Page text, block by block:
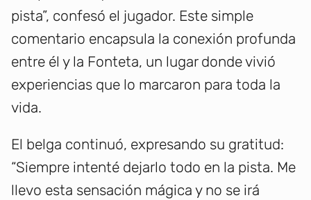
pista”, confesó el jugador. Este simple
comentario encapsula la conexión profunda
entre él y la Fonteta, un lugar donde vivió
experiencias que lo marcaron para toda la
vida.
El belga continuó, expresando su gratitud:
“Siempre intenté dejarlo todo en la pista. Me
llevo esta sensación mágica y no se irá